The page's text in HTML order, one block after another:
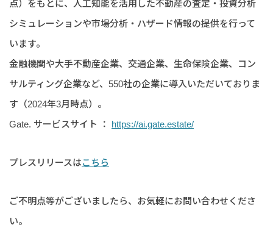
点）をもとに、人工知能を活用した不動産の査定・投資分析
シミュレーションや市場分析・ハザード情報の提供を行って
います。
金融機関や大手不動産企業、交通企業、生命保険企業、コン
サルティング企業など、550社の企業に導入いただいておりま
す（2024年3月時点）。
Gate. サービスサイト ： https://ai.gate.estate/
プレスリリースはこちら
ご不明点等がございましたら、お気軽にお問い合わせくださ
い。